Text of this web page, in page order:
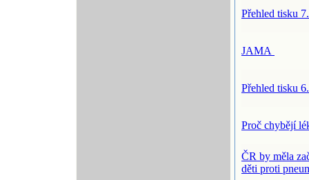
Přehled tisku
JAMA
Přehled tisku
Proč chybějí
ČR by měla
děti proti